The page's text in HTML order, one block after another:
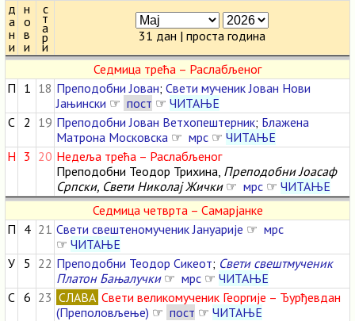
д
а
н
и
н
о
в
и
с
т
а
р
и
31 дан | проста година
Седмица трећа – Раслабљеног
П 1 18 Преподобни Јован; Свети мученик Јован Нови
Јањински ☞ пост ☞ ЧИТАЊЕ
С 2 19 Преподобни Јован Ветхопештерник; Блажена
Матрона Московска ☞ мрс ☞ ЧИТАЊЕ
Н 3 20 Недеља трећа – Раслабљеног
Преподобни Теодор Трихина, Преподобни Јоасаф
Српски, Свети Николај Жички☞ мрс ☞ ЧИТАЊЕ
Седмица четврта – Самарјанке
П 4 21 Свети свештеномученик Јануарије ☞ мрс
☞ ЧИТАЊЕ
У 5 22 Преподобни Теодор Сикеот; Свети свештмученик
Платон Бањалучки☞ мрс ☞ ЧИТАЊЕ
С 6 23 СЛАВА Свети великомученик Георгије – Ђурђевдан
(Преполовљење) ☞ пост ☞ ЧИТАЊЕ